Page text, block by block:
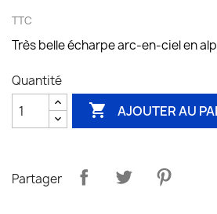
TTC
Très belle écharpe arc-en-ciel en
Quantité
 AJOUTER AU
Partager